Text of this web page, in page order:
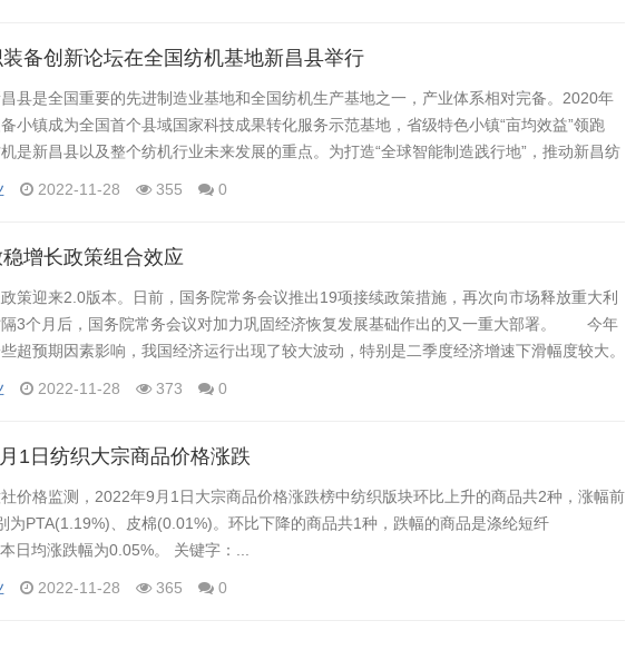
备创新论坛在全国纺机基地新昌县举行
是全国重要的先进制造业基地和全国纺机生产基地之一，产业体系相对完备。2020年
小镇成为全国首个县域国家科技成果转化服务示范基地，省级特色小镇“亩均效益”领跑
是新昌县以及整个纺机行业未来发展的重点。为打造“全球智能制造践行地”，推动新昌纺
创新发展，助力全省推进共同富裕，8月30日，2022年浙江省纺织装备创新论坛在浙江省新
2022-11-28 355 0
增长政策组合效应
迎来2.0版本。日前，国务院常务会议推出19项接续政策措施，再次向市场释放重大利
3个月后，国务院常务会议对加力巩固经济恢复发展基础作出的又一重大部署。 今年
超预期因素影响，我国经济运行出现了较大波动，特别是二季度经济增速下滑幅度较大。
5月23日召开的国务院常务会议推出了六方面33项一揽子稳经济措施，旨在推动经济回归正
2022-11-28 373 0
1日纺织大宗商品价格涨跌
格监测，2022年9月1日大宗商品价格涨跌榜中纺织版块环比上升的商品共2种，涨幅前
为PTA(1.19%)、皮棉(0.01%)。环比下降的商品共1种，跌幅的商品是涤纶短纤
日均涨跌幅为0.05%。 关键字：...
2022-11-28 365 0